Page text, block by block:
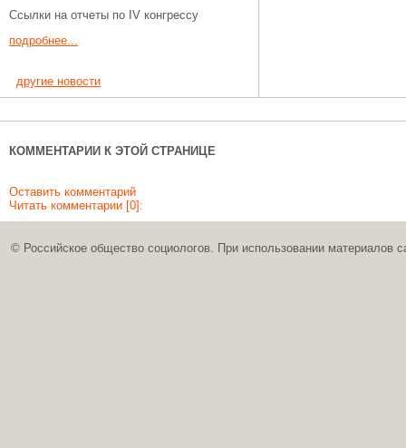
Ссылки на отчеты по IV конгрессу
подробнее...
другие новости
КОММЕНТАРИИ К ЭТОЙ СТРАНИЦЕ
Оставить комментарий
Читать комментарии [0]:
© Российское общество социологов. При использовании материалов